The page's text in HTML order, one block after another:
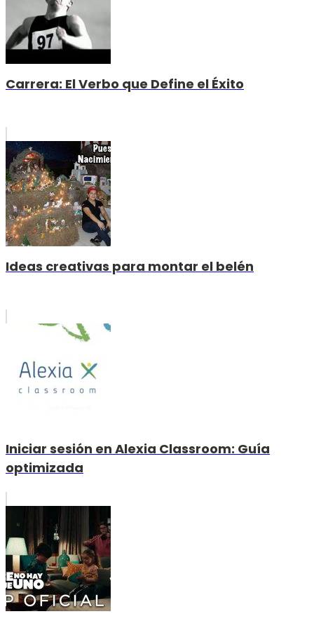
Carrera: El Verbo que Define el Éxito
Ideas creativas para montar el belén
Iniciar sesión en Alexia Classroom: Guía
optimizada